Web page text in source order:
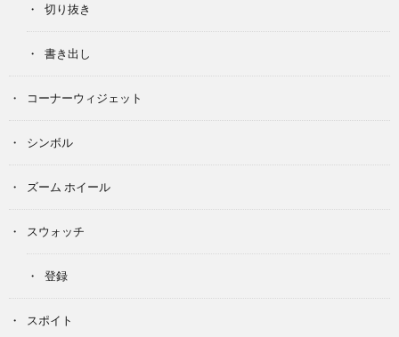
切り抜き
書き出し
コーナーウィジェット
シンボル
ズーム ホイール
スウォッチ
登録
スポイト